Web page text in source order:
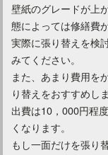
壁紙のグレードが上
態によっては修繕費
実際に張り替えを検
みてください。
また、あまり費用を
り替えをおすすめしま
出費は10，000円程
くなります。
もし一面だけを張り